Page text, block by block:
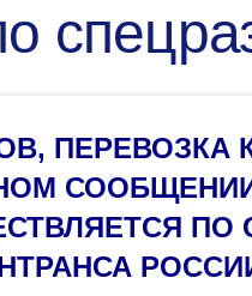
ПЕРЕВОЗКА